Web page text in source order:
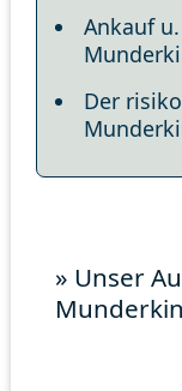
Ankauf
Der
» Unser